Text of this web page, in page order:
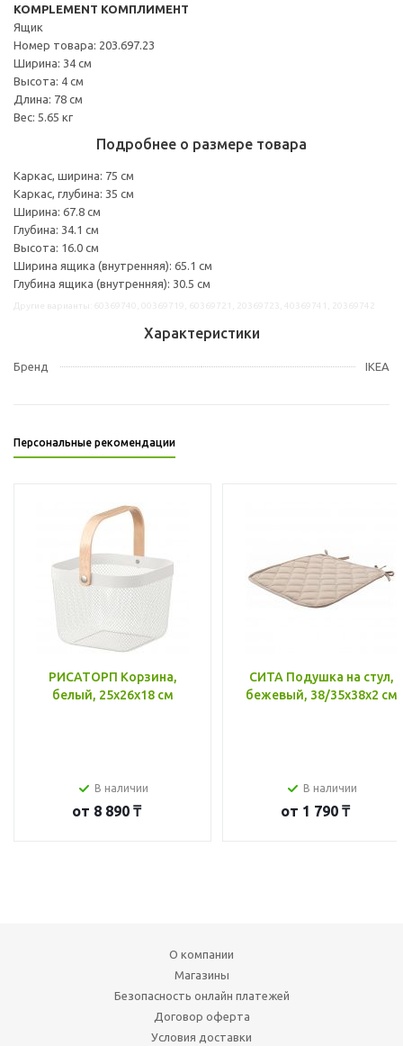
KOMPLEMENT КОМПЛИМЕНТ
Ящик
Номер товара: 203.697.23
Ширина: 34 см
Высота: 4 см
Длина: 78 см
Вес: 5.65 кг
Подробнее о размере товара
Каркас, ширина: 75 см
Каркас, глубина: 35 см
Ширина: 67.8 см
Глубина: 34.1 см
Высота: 16.0 см
Ширина ящика (внутренняя): 65.1 см
Глубина ящика (внутренняя): 30.5 см
Характеристики
Бренд IKEA
Персональные рекомендации
РИСАТОРП Корзина,
белый, 25x26x18 см
В наличии
от 8 890 ₸
СИТА Подушка на стул,
бежевый, 38/35x38x2 см
В наличии
от 1 790 ₸
О компании
Магазины
Безопасность онлайн платежей
Договор оферта
Условия доставки